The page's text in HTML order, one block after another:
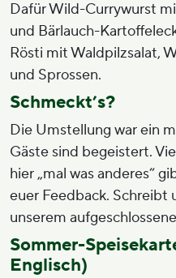
Dafür Wild-Currywurst
und Bärlauch-
Rösti mit Waldpilzsalat,
und Sprossen.
Schmeckt’s?
Die Umstellung war ein
Gäste sind begeistert.
hier „mal was anderes“
euer Feedback. Schreibt
unserem
Sommer-
Englisch)